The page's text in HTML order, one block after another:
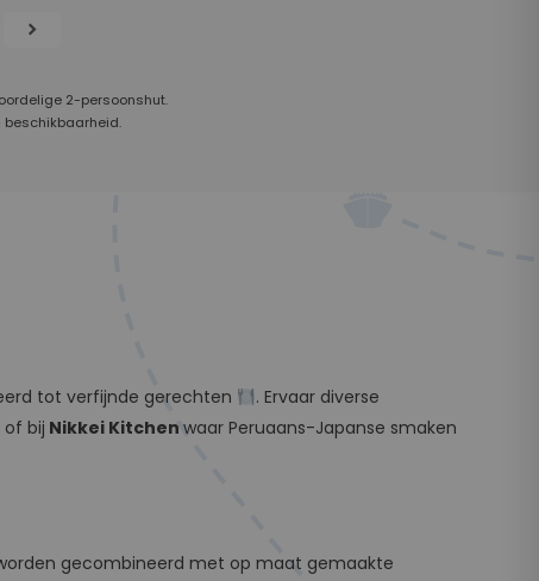
chevron_right
2-persoonshut.
beschikbaarheid.
tot verfijnde gerechten
. Ervaar diverse
bij Nikkei Kitchen waar Peruaans-Japanse smaken
gecombineerd met op maat gemaakte